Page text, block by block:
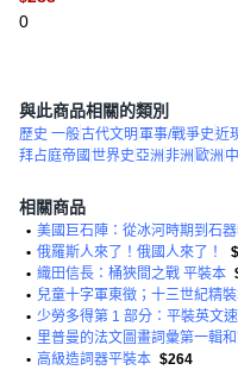
0
與此商品相關的類別
歷史 一般古代文明軍事/戰爭史近
拜占庭帝國 世界史 亞洲非洲 歐洲
相關商品
• 美國巨石陣：從冰河時期到石
• 俄羅斯人來了！俄國人來了！
• 織田信長：桶狹間之戰 平裝本
• 兒童十字軍東徵；十三世紀精
• 少勞多得第 1 部分：平裝英文
• 里普曼的法文圖畫詞彙第一輯
• 高級造詞器平裝本 $264